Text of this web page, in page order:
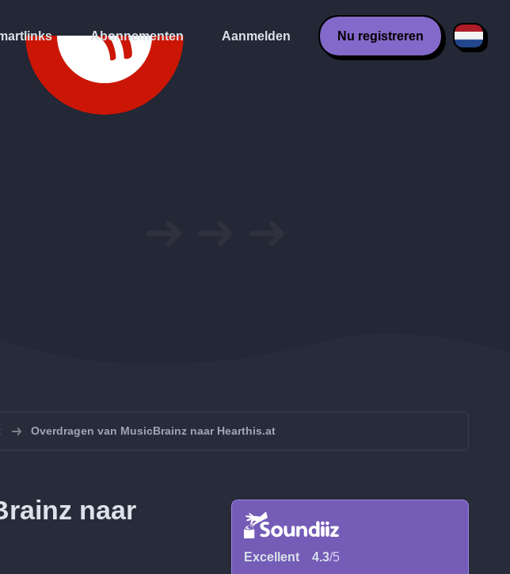
Abonnementen Aanmelden Nu registreren
Overdragen van MusicBrainz naar Hearthis.at
naar
Excellent 4.3/5